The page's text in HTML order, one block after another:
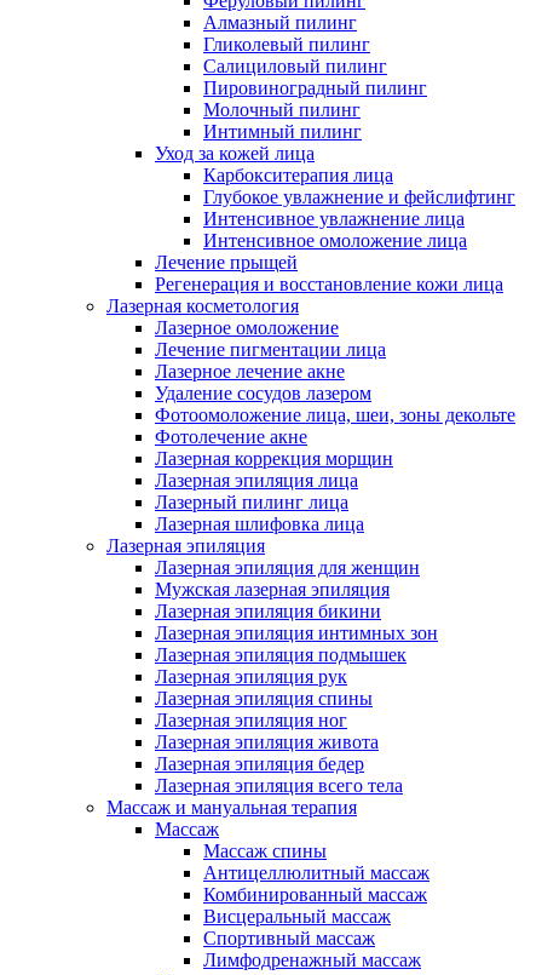
Алмазный пилинг
Гликолевый пилинг
Салициловый пилинг
Пировиноградный пилинг
Молочный пилинг
Интимный пилинг
Уход за кожей лица
Карбокситерапия лица
Глубокое увлажнение и фейслифтинг
Интенсивное увлажнение лица
Интенсивное омоложение лица
Лечение прыщей
Регенерация и восстановление кожи лица
Лазерная косметология
Лазерное омоложение
Лечение пигментации лица
Лазерное лечение акне
Удаление сосудов лазером
Фотоомоложение лица, шеи, зоны декольте
Фотолечение акне
Лазерная коррекция морщин
Лазерная эпиляция лица
Лазерный пилинг лица
Лазерная шлифовка лица
Лазерная эпиляция
Лазерная эпиляция для женщин
Мужская лазерная эпиляция
Лазерная эпиляция бикини
Лазерная эпиляция интимных зон
Лазерная эпиляция подмышек
Лазерная эпиляция рук
Лазерная эпиляция спины
Лазерная эпиляция ног
Лазерная эпиляция живота
Лазерная эпиляция бедер
Лазерная эпиляция всего тела
Массаж и мануальная терапия
Массаж
Массаж спины
Антицеллюлитный массаж
Комбинированный массаж
Висцеральный массаж
Спортивный массаж
Лимфодренажный массаж